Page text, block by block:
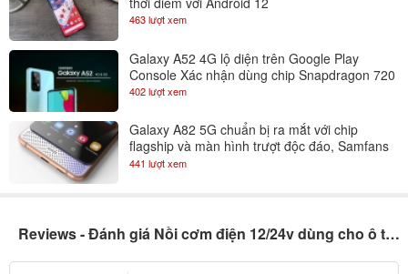
463 lượt xem
Galaxy A52 4G lộ diện trên Google Play
Console Xác nhận dùng chip Snapdragon 720
402 lượt xem
Galaxy A82 5G chuẩn bị ra mắt với chip
flagship và màn hình trượt độc đáo, Samfans
gom lúa đi là vừa
441 lượt xem
Reviews - Đánh giá Nồi cơm điện 12/24v dùng cho ô tô, xe tải đường dài